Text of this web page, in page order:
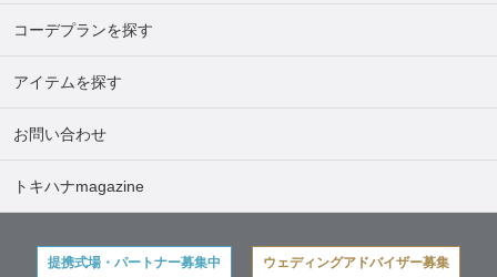
コーデプランを探す
アイテムを探す
お問い合わせ
トキハナmagazine
提携式場・パートナー募集中 ウェディングアドバイザー募集